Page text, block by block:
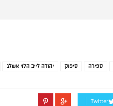
יהודה לייב הלוי אשלג סיפוק ספירה
Twitter